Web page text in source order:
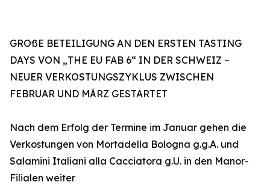
GROßE BETEILIGUNG AN DEN ERSTEN TASTING
DAYS VON „THE EU FAB 6“ IN DER SCHWEIZ –
NEUER VERKOSTUNGSZYKLUS ZWISCHEN
FEBRUAR UND MÄRZ GESTARTET
Nach dem Erfolg der Termine im Januar gehen die
Verkostungen von Mortadella Bologna g.g.A. und
Salamini Italiani alla Cacciatora g.U. in den Manor-
Filialen weiter